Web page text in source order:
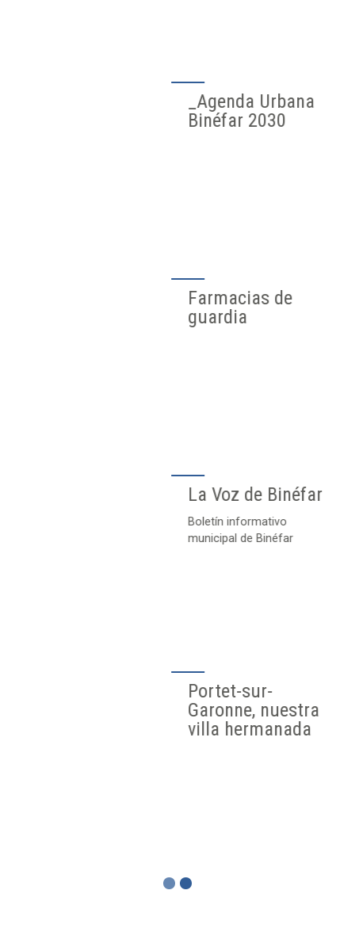
_Agenda Urbana
Binéfar 2030
Farmacias de
guardia
La Voz de Binéfar
Boletín informativo
municipal de Binéfar
Portet-sur-
Garonne, nuestra
villa hermanada